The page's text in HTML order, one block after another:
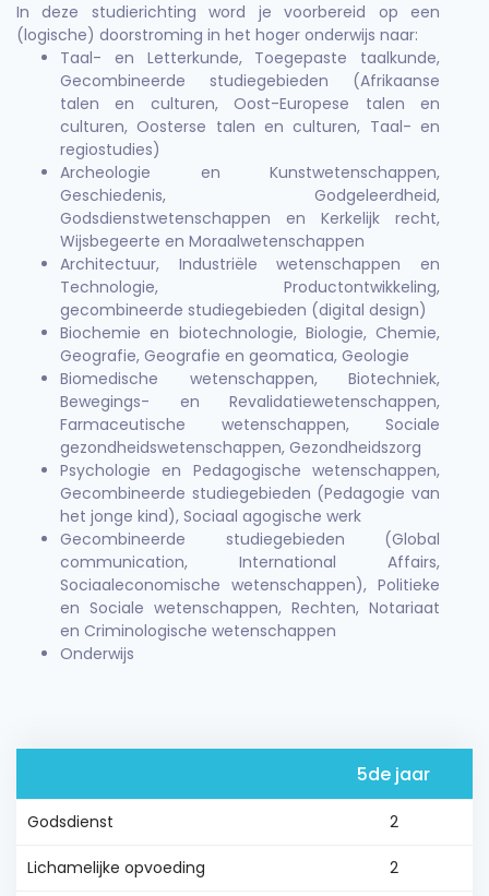
In deze studierichting word je voorbereid op een
(logische) doorstroming in het hoger onderwijs naar:
Taal- en Letterkunde, Toegepaste taalkunde,
Gecombineerde studiegebieden (Afrikaanse
talen en culturen, Oost-Europese talen en
culturen, Oosterse talen en culturen, Taal- en
regiostudies)
Archeologie en Kunstwetenschappen,
Geschiedenis, Godgeleerdheid,
Godsdienstwetenschappen en Kerkelijk recht,
Wijsbegeerte en Moraalwetenschappen
Architectuur, Industriële wetenschappen en
Technologie, Productontwikkeling,
gecombineerde studiegebieden (digital design)
Biochemie en biotechnologie, Biologie, Chemie,
Geografie, Geografie en geomatica, Geologie
Biomedische wetenschappen, Biotechniek,
Bewegings- en Revalidatiewetenschappen,
Farmaceutische wetenschappen, Sociale
gezondheidswetenschappen, Gezondheidszorg
Psychologie en Pedagogische wetenschappen,
Gecombineerde studiegebieden (Pedagogie van
het jonge kind), Sociaal agogische werk
Gecombineerde studiegebieden (Global
communication, International Affairs,
Sociaaleconomische wetenschappen), Politieke
en Sociale wetenschappen, Rechten, Notariaat
en Criminologische wetenschappen
Onderwijs
5de jaar
Godsdienst 2
Lichamelijke opvoeding 2